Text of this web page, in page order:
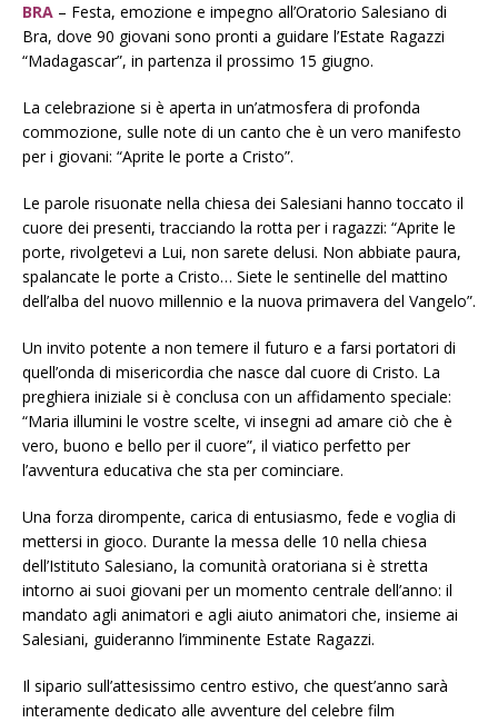
BRA – Festa, emozione e impegno all’Oratorio Salesiano di
Bra, dove 90 giovani sono pronti a guidare l’Estate Ragazzi
“Madagascar”, in partenza il prossimo 15 giugno.
La celebrazione si è aperta in un’atmosfera di profonda
commozione, sulle note di un canto che è un vero manifesto
per i giovani: “Aprite le porte a Cristo”.
Le parole risuonate nella chiesa dei Salesiani hanno toccato il
cuore dei presenti, tracciando la rotta per i ragazzi: “Aprite le
porte, rivolgetevi a Lui, non sarete delusi. Non abbiate paura,
spalancate le porte a Cristo… Siete le sentinelle del mattino
dell’alba del nuovo millennio e la nuova primavera del Vangelo”.
Un invito potente a non temere il futuro e a farsi portatori di
quell’onda di misericordia che nasce dal cuore di Cristo. La
preghiera iniziale si è conclusa con un affidamento speciale:
“Maria illumini le vostre scelte, vi insegni ad amare ciò che è
vero, buono e bello per il cuore”, il viatico perfetto per
l’avventura educativa che sta per cominciare.
Una forza dirompente, carica di entusiasmo, fede e voglia di
mettersi in gioco. Durante la messa delle 10 nella chiesa
dell’Istituto Salesiano, la comunità oratoriana si è stretta
intorno ai suoi giovani per un momento centrale dell’anno: il
mandato agli animatori e agli aiuto animatori che, insieme ai
Salesiani, guideranno l’imminente Estate Ragazzi.
Il sipario sull’attesissimo centro estivo, che quest’anno sarà
interamente dedicato alle avventure del celebre film